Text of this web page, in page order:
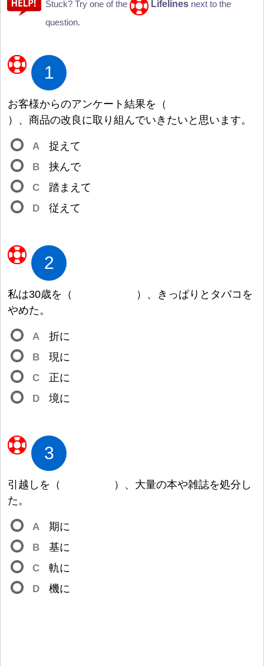
Stuck? Try one of the Lifelines next to the
question.
1
お客様からのアンケート 結果を （
） 、 商品の改 良 に取 り 組 んでいきたいと 思います。
A 捉 えて
B
挟んで
C
踏 まえて
D
従 えて
2
私は30歳を （ ） 、きっぱりとタバコを
やめた。
A 折に
B
現に
C
正に
D
境に
3
引 越 しを （ ） 、 大量の本や雑誌を処分 し
た。
A 期に
B
基に
C
軌に
D
機に